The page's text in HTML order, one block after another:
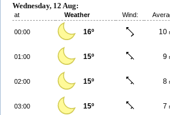
Wednesday, 12 Aug:
at Weather Wind:
00:00 16º 10
01:00 15º 9
02:00 15º 8
03:00 15º 7